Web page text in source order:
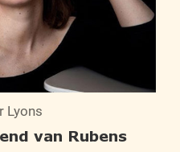
Lyons
van Rubens